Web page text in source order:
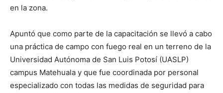
en la zona.
Apuntó que como parte de la capacitación se llevó a cabo
una práctica de campo con fuego real en un terreno de la
Universidad Autónoma de San Luis Potosí (UASLP)
campus Matehuala y que fue coordinada por personal
especializado con todas las medidas de seguridad para